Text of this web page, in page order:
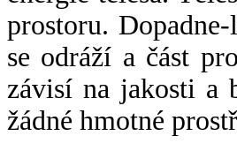
prostoru.
se odráží a část
závisí na jakosti a
žádné hmotné